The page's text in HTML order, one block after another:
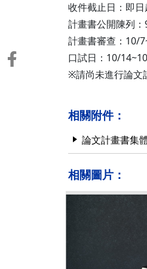
收件截止日：即
計畫書公開陳列
計畫書審查：10/
口試日：10/
※請尚未進行論文
相關附件：
論文計畫書集
相關圖片：